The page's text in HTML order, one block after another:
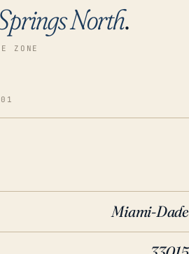
North.
ZONE
Miami-Dade